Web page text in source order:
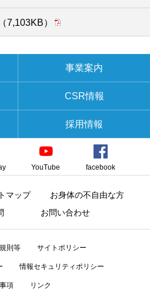
7,103KB）
事業案内
CSR情報
採用情報
YouTube facebook
マップ
お身体の不自由な方
お問い合わせ
則等 サイトポリシー
情報セキュリティポリシー
項 リンク